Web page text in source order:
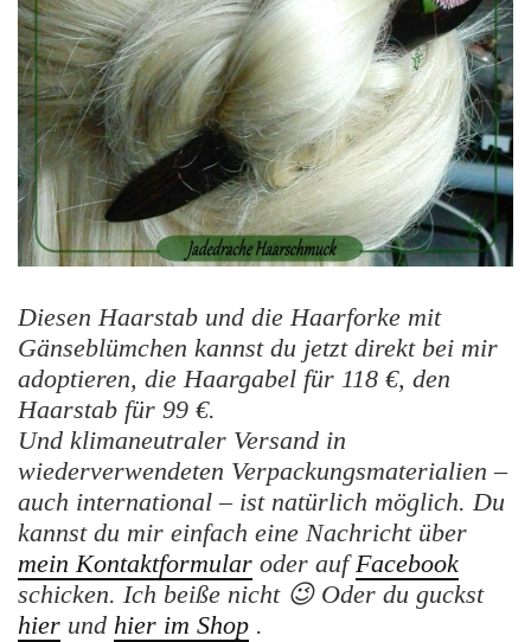
Diesen Haarstab und die Haarforke mit
Gänseblümchen kannst du jetzt direkt bei mir
adoptieren, die Haargabel für 118 €, den
Haarstab für 99 €.
Und klimaneutraler Versand in
wiederverwendeten Verpackungsmaterialien –
auch international – ist natürlich möglich. Du
kannst du mir einfach eine Nachricht über
mein Kontaktformular oder aufFacebook
schicken. Ich beiße nicht 😉 Oder du guckst
hier und hier im Shop .